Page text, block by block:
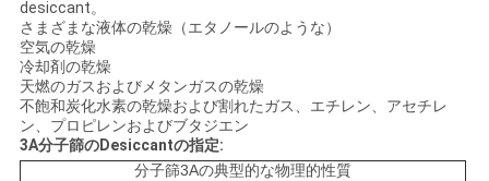
い
合
わ
せ
desiccant。
さまざまな液体の乾燥（エタノールのような）
空気の乾燥
冷却剤の乾燥
天燃のガスおよびメタンガスの乾燥
不飽和炭化水素の乾燥および割れたガス、エチレン、アセチレ
ン、プロピレンおよびブタジエン
3A分子篩のDesiccantの指定:
分子篩3Aの典型的な物理的性質